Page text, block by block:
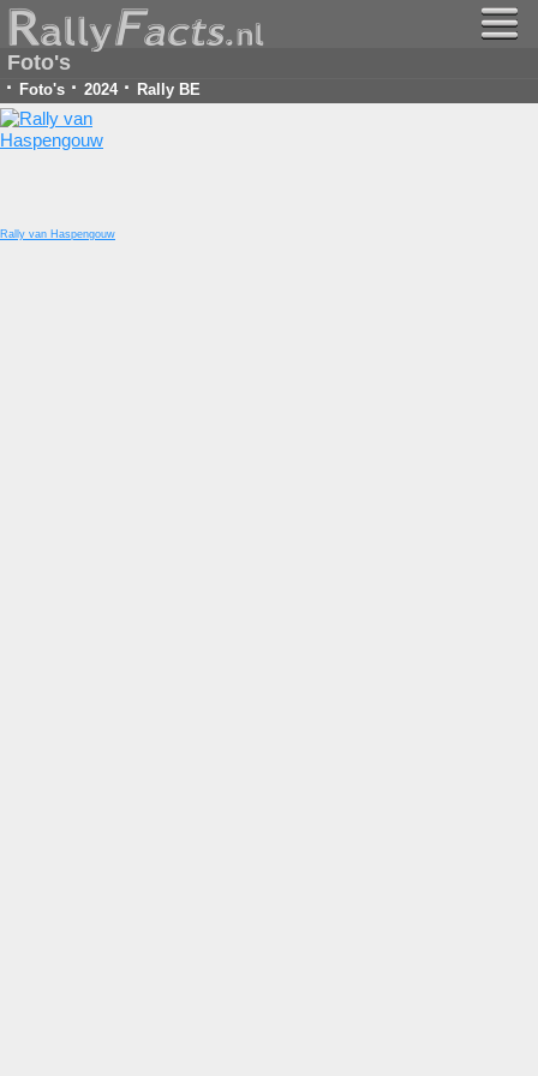
Foto's
· Foto's · 2024· Rally BE
Rally van Haspengouw